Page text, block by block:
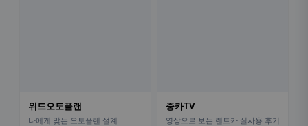
위드오토플랜
나에게 맞는 오토플랜 설계
중카TV
영상으로 보는 렌트카 실사용 후기